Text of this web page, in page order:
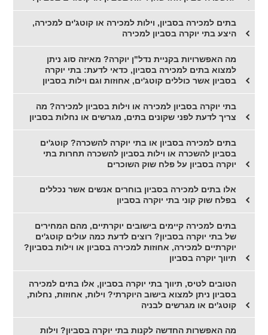
בתים למכירה בסביון, וילות למכירה או קוטג'ים למכירה,
היצע בתי יוקרה בסביון למכירה
מה האפשרויות בקניית נדל"ן יוקרה? מאיזה סוג ניתן
למצוא בתים למכירה בסביון, כדאי לדעת: בתי יוקרה
בסביון אשר כוללים קוטג'ים, אחוזות וגם וילות בסביון
בתי יוקרה בסביון למכירה או וילות בסביון למכירה? מה
צריך לדעת לפני שקונים בתים, מגרשים או נחלות בסביון
בתים למכירה בסביון או בתי יוקרה להשכרה? קוטג'ים
בסביון להשכרה או וילות בסביון להשכרה תחרות בתי
יוקרה בסביון על פלח שוק השוכרים
אלו בתים למכירה בסביון בוחרים אנשים אשר נכללים
בפלח שוק קוני בתי יוקרה בסביון
בתים למכירה קיימים בישובים יוקרתיים, מהם המחירים
של בתי יוקרה בסביון? רוצים לדעת כמה עולים קוטג'ים
יוקרתיים למכירה, אחוזות למכירה בסביון או וילות בסביון?
תיווך יוקרה בסביון
הטובים לטיס, תיווך בתי יוקרה בסביון, אלו בתים למכירה
בסביון ניתן למצוא בישוב היוקרתי? וילות, אחוזות, נחלות,
קוטג'ים או מגרשים לבניה
מה האפשרות החדשה לקנות בתי יוקרה בסביון? וילות